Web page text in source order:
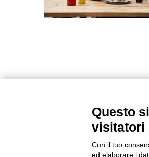
Questo
visitatori
Con il tuo
ed elaborare i